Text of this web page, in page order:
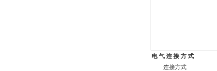
电 气 连 接 方 式
连接方式